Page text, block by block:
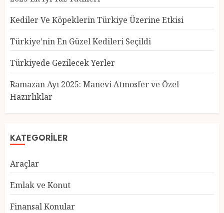
Kediler Ve Köpeklerin Türkiye Üzerine Etkisi
Türkiye’nin En Güzel Kedileri Seçildi
Türkiyede Gezilecek Yerler
Ramazan Ayı 2025: Manevi Atmosfer ve Özel
Hazırlıklar
KATEGORILER
Araçlar
Emlak ve Konut
Finansal Konular
3
Türkiye’nin En Güzel Kedileri
Seçildi
12 MART 2025 0